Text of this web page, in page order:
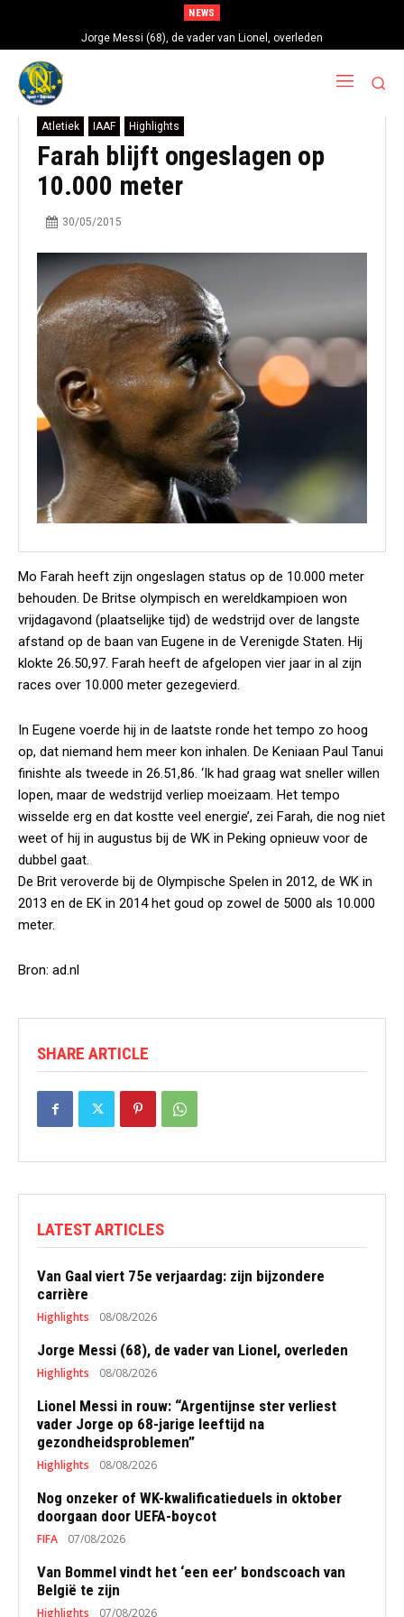
NEWS
Jorge Messi (68), de vader van Lionel, overleden
Atletiek IAAF Highlights
Farah blijft ongeslagen op
10.000 meter
30/05/2015
Mo Farah heeft zijn ongeslagen status op de 10.000 meter
behouden. De Britse olympisch en wereldkampioen won
vrijdagavond (plaatselijke tijd) de wedstrijd over de langste
afstand op de baan van Eugene in de Verenigde Staten. Hij
klokte 26.50,97. Farah heeft de afgelopen vier jaar in al zijn
races over 10.000 meter gezegevierd.
In Eugene voerde hij in de laatste ronde het tempo zo hoog
op, dat niemand hem meer kon inhalen. De Keniaan Paul Tanui
finishte als tweede in 26.51,86. ‘Ik had graag wat sneller willen
lopen, maar de wedstrijd verliep moeizaam. Het tempo
wisselde erg en dat kostte veel energie’, zei Farah, die nog niet
weet of hij in augustus bij de WK in Peking opnieuw voor de
dubbel gaat.
De Brit veroverde bij de Olympische Spelen in 2012, de WK in
2013 en de EK in 2014 het goud op zowel de 5000 als 10.000
meter.
Bron: ad.nl
SHARE ARTICLE
LATEST ARTICLES
Van Gaal viert 75e verjaardag: zijn bijzondere
carrière
Highlights 08/08/2026
Jorge Messi (68), de vader van Lionel, overleden
Highlights 08/08/2026
Lionel Messi in rouw: “Argentijnse ster verliest
vader Jorge op 68-jarige leeftijd na
gezondheidsproblemen”
Highlights 08/08/2026
Nog onzeker of WK-kwalificatieduels in oktober
doorgaan door UEFA-boycot
FIFA 07/08/2026
Van Bommel vindt het ‘een eer’ bondscoach van
België te zijn
Highlights 07/08/2026